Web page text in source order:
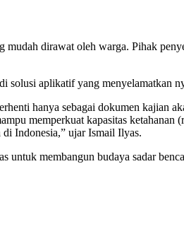
dirawat oleh warga. Pihak
solusi aplikatif yang menyelamatkan
hanya sebagai dokumen kajian
memperkuat kapasitas ketahanan
Indonesia,” ujar Ismail Ilyas.
untuk membangun budaya sadar